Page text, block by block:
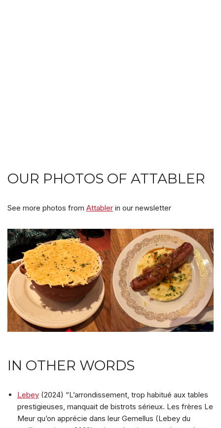
OUR PHOTOS OF ATTABLER
See more photos from Attabler in our newsletter
IN OTHER WORDS
Lebey (2024) “L’arrondissement, trop habitué aux tables
prestigieuses, manquait de bistrots sérieux. Les frères Le
Meur qu’on apprécie dans leur Gemellus (Lebey du